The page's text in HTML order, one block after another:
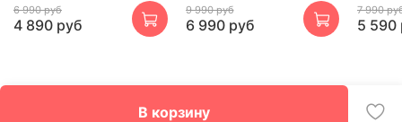
В корзину
6 990 руб
4 890 руб
9 990 руб
6 990 руб
7 990
5 590